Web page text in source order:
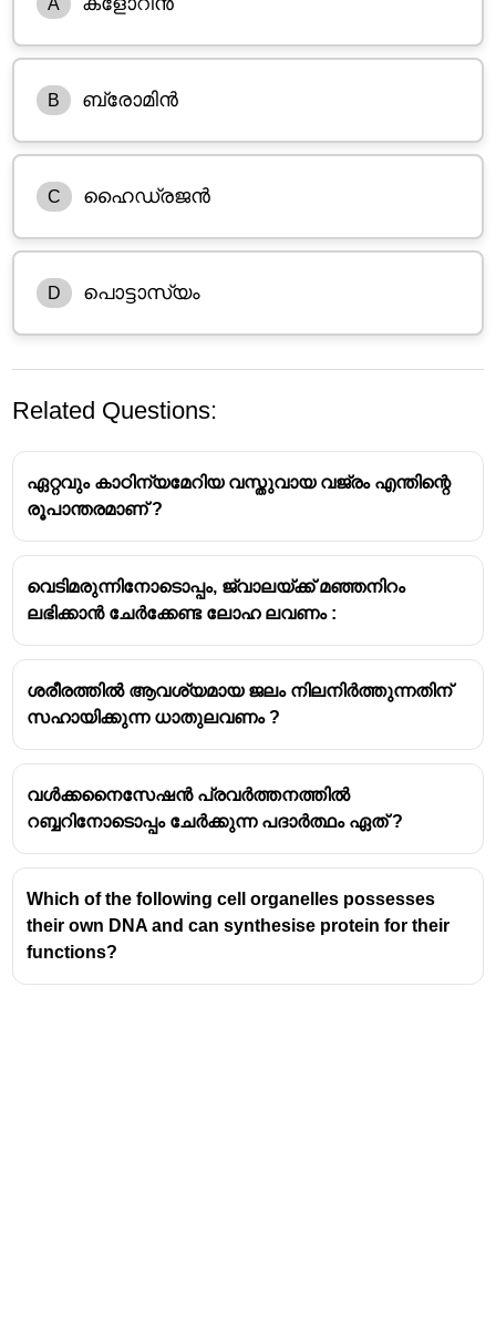
B ബ്രോമിൻ
C ഹൈഡ്രജൻ
D പൊട്ടാസ്യം
Note:
ദ്രാവകാവസ്ഥയിൽ സ്ഥിതി ചെയ്യുന്ന ഒരു
ബ്രോമിൻ (Bromine)
ദ്രാവകാവസ്ഥയിൽ സ്ഥിതി ചെയ്യുന്ന ഒരു
അലോഹം -
ദ്രാവകാവസ്ഥയിൽ സ്ഥിതി ചെയ്യുന്ന ഒരു
ലോഹം -
മെർകുറി (Mercury)
Related Questions:
ഏറ്റവും കാഠിന്യമേറിയ വസ്തുവായ വജ്രം എന്തിന്റെ
രൂപാന്തരമാണ് ?
വെടിമരുന്നിനോടൊപ്പം, ജ്വാലയ്ക്ക് മഞ്ഞനിറം
ലഭിക്കാന്‍ ചേര്‍ക്കേണ്ട ലോഹ ലവണം :
ശരീരത്തിൽ ആവശ്യമായ ജലം നിലനിർത്തുന്നതിന്
സഹായിക്കുന്ന ധാതുലവണം ?
വള്‍ക്കനൈസേഷന്‍ പ്രവര്‍ത്തനത്തില്‍
റബ്ബറിനോടൊപ്പം ചേര്‍ക്കുന്ന പദാര്‍ത്ഥം ഏത് ?
Which of the following cell organelles possesses
their own DNA and can synthesise protein for their
functions?